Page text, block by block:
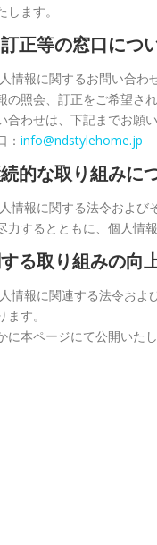
ます。
正等の窓口につ
情報に関するお問い合わ
の照会、訂正をご希望さ
わせは、下記までお願い
： info@ndstylehome.jp
的な取り組みに
情報に関する法令および
力するとともに、個人情
る取り組みの向
情報に関連する法令お
す。
本ページにて公開いたし